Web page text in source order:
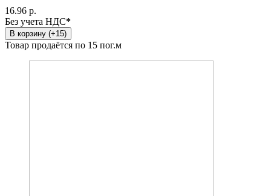
16.96 р.
Без учета НДС*
В корзину (+15)
Товар продаётся по 15 пог.м